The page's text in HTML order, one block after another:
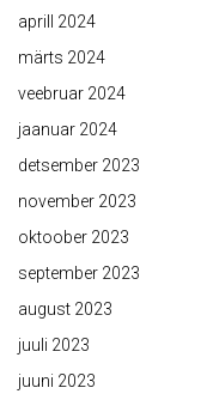
aprill 2024
märts 2024
veebruar 2024
jaanuar 2024
detsember 2023
november 2023
oktoober 2023
september 2023
august 2023
juuli 2023
juuni 2023